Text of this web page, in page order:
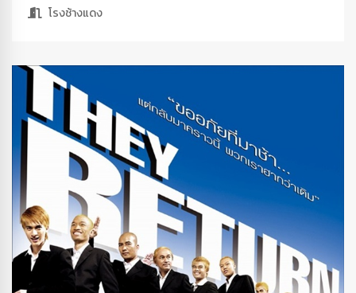
โรงช้างแดง